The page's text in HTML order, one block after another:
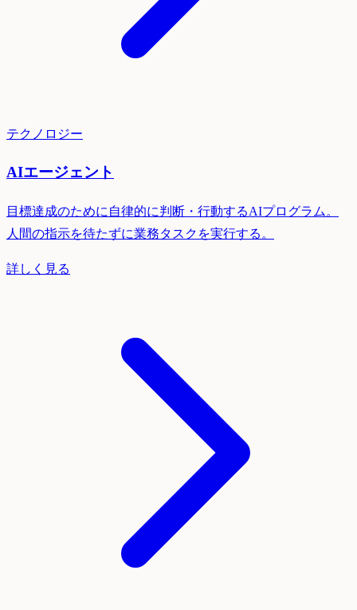
テクノロジー
AIエージェント
目標達成のために自律的に判断・行動するAIプログラム。
人間の指示を待たずに業務タスクを実行する。
詳しく見る